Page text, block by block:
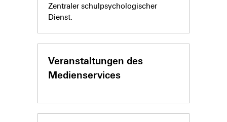
Zentraler schulpsychologischer
Dienst.
Veranstaltungen des
Medienservices